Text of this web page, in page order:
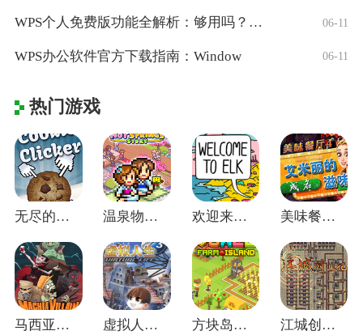
WPS个人免费版功能全解析：够用吗？适合 06-11
WPS办公软件官方下载指南：Window 06-11
热门游戏
无尽的饼干 v2.053 温泉物语(Hot Springs Sto 欢迎来到埃尔克电脑版 v1.22.4 美味餐厅4艾米丽的成名滋味绿色免安装版
马西亚恶棍中文免安装版 虚拟人生3中文版 方块岛农场PC中文版 江城创业记中文版